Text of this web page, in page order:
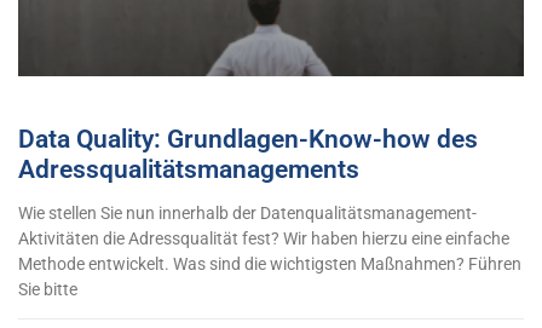
Data Quality: Grundlagen-Know-how des
Adressqualitätsmanagements
Wie stellen Sie nun innerhalb der Datenqualitätsmanagement-
Aktivitäten die Adressqualität fest? Wir haben hierzu eine einfache
Methode entwickelt. Was sind die wichtigsten Maßnahmen? Führen
Sie bitte